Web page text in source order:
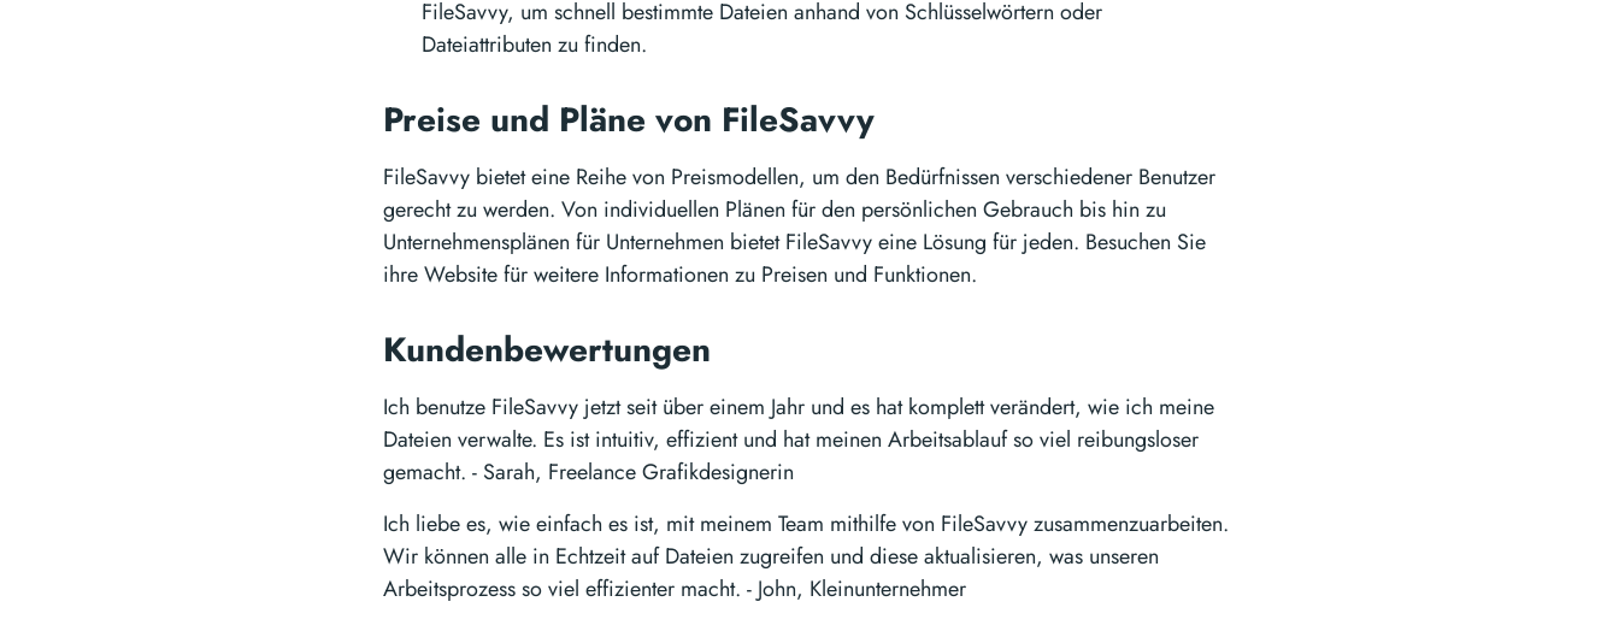
FileSavvy, um schnell bestimmte Dateien anhand von Schlüsselwörtern oder
Dateiattributen zu finden.
Preise und Pläne von FileSavvy
FileSavvy bietet eine Reihe von Preismodellen, um den Bedürfnissen verschiedener Benutzer
gerecht zu werden. Von individuellen Plänen für den persönlichen Gebrauch bis hin zu
Unternehmensplänen für Unternehmen bietet FileSavvy eine Lösung für jeden. Besuchen Sie
ihre Website für weitere Informationen zu Preisen und Funktionen.
Kundenbewertungen
Ich benutze FileSavvy jetzt seit über einem Jahr und es hat komplett verändert, wie ich meine
Dateien verwalte. Es ist intuitiv, effizient und hat meinen Arbeitsablauf so viel reibungsloser
gemacht. - Sarah, Freelance Grafikdesignerin
Ich liebe es, wie einfach es ist, mit meinem Team mithilfe von FileSavvy zusammenzuarbeiten.
Wir können alle in Echtzeit auf Dateien zugreifen und diese aktualisieren, was unseren
Arbeitsprozess so viel effizienter macht. - John, Kleinunternehmer